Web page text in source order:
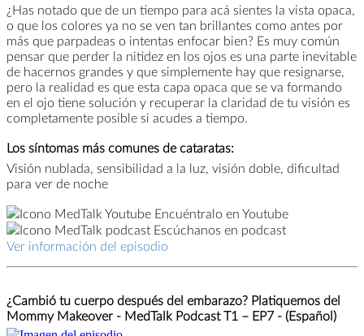
¿Has notado que de un tiempo para acá sientes la vista opaca,
o que los colores ya no se ven tan brillantes como antes por
más que parpadeas o intentas enfocar bien? Es muy común
pensar que perder la nitidez en los ojos es una parte inevitable
de hacernos grandes y que simplemente hay que resignarse,
pero la realidad es que esta capa opaca que se va formando
en el ojo tiene solución y recuperar la claridad de tu visión es
completamente posible si acudes a tiempo.
Los síntomas más comunes de cataratas:
Visión nublada, sensibilidad a la luz, visión doble, dificultad
para ver de noche
Encuéntralo en Youtube
Escúchanos en podcast
Ver información del episodio
¿Cambió tu cuerpo después del embarazo? Platiquemos del
Mommy Makeover - MedTalk Podcast T1 – EP7 - (Español)